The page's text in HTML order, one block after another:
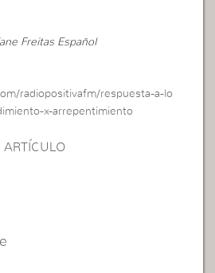
Freitas Español
radiopositivafm/respuesta-a-lo
x-arrepentimiento
ARTÍCULO